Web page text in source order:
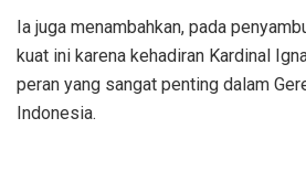
Ia juga menambahkan, pada
kuat ini karena kehadiran Kardinal
peran yang sangat penting dalam
Indonesia.